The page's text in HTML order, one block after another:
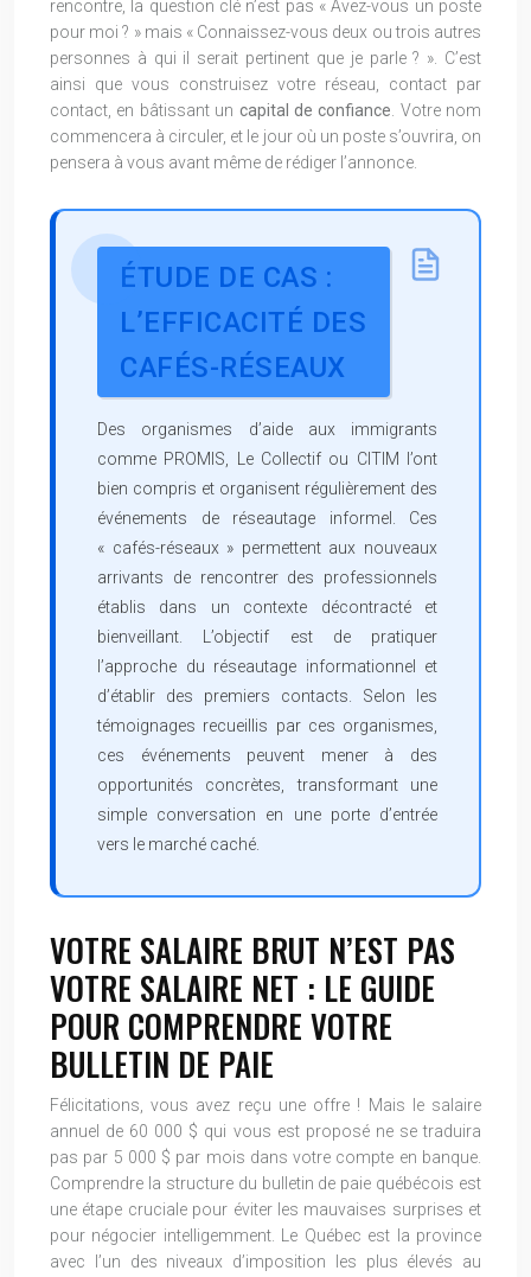
rencontre, la question clé n’est pas « Avez-vous un poste
pour moi ? » mais « Connaissez-vous deux ou trois autres
personnes à qui il serait pertinent que je parle ? ». C’est
ainsi que vous construisez votre réseau, contact par
contact, en bâtissant un capital de confiance. Votre nom
commencera à circuler, et le jour où un poste s’ouvrira, on
pensera à vous avant même de rédiger l’annonce.
ÉTUDE DE CAS :
L’EFFICACITÉ DES
CAFÉS-RÉSEAUX
Des organismes d’aide aux immigrants
comme PROMIS, Le Collectif ou CITIM l’ont
bien compris et organisent régulièrement des
événements de réseautage informel. Ces
« cafés-réseaux » permettent aux nouveaux
arrivants de rencontrer des professionnels
établis dans un contexte décontracté et
bienveillant. L’objectif est de pratiquer
l’approche du réseautage informationnel et
d’établir des premiers contacts. Selon les
témoignages recueillis par ces organismes,
ces événements peuvent mener à des
opportunités concrètes, transformant une
simple conversation en une porte d’entrée
vers le marché caché.
VOTRE SALAIRE BRUT N’EST PAS
VOTRE SALAIRE NET : LE GUIDE
POUR COMPRENDRE VOTRE
BULLETIN DE PAIE
Félicitations, vous avez reçu une offre ! Mais le salaire
annuel de 60 000 $ qui vous est proposé ne se traduira
pas par 5 000 $ par mois dans votre compte en banque.
Comprendre la structure du bulletin de paie québécois est
une étape cruciale pour éviter les mauvaises surprises et
pour négocier intelligemment. Le Québec est la province
avec l’un des niveaux d’imposition les plus élevés au